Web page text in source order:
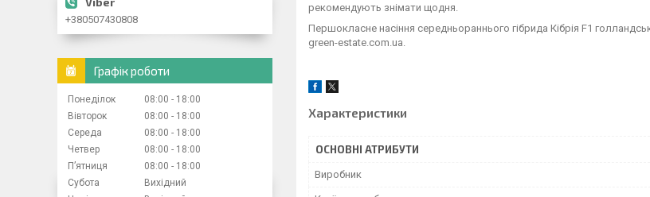
рекомендують знімати щодня.
Першокласне насіння середньораннього гібрида Кібрія F1
green-estate.com.ua.
Характеристики
ОСНОВНІ АТРИБУТИ
Виробник
+380507430808
Графік роботи
Понеділок 08:00
18:00
Вівторок
08:00
18:00
Середа
08:00
18:00
Четвер
08:00
18:00
Пʼятниця
08:00
18:00
Субота
Вихідний